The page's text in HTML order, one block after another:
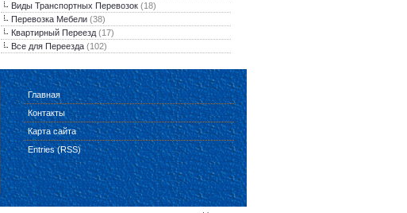
Виды Транспортных Перевозок (18)
Перевозка Мебели (38)
Квартирный Переезд (17)
Все для Переезда (102)
Главная
Контакты
Карта сайта
Entries (RSS)